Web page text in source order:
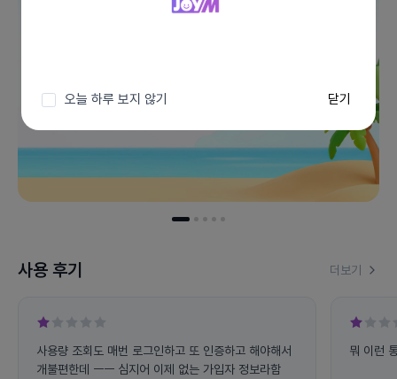
사용 후기 더보기
사용량 조회도 매번 로그인하고 또 인증하고 해야해서
개불편한데 ㅡㅡ 심지어 이제 없는 가입자 정보라함
뭐 이런
오늘 하루 보지 않기 닫기